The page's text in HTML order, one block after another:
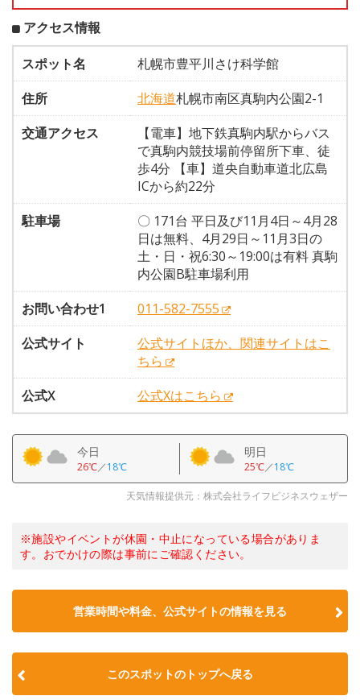
アクセス情報
スポット名
札幌市豊平川さけ科学館
住所
北海道札幌市南区真駒内公園2-1
交通アクセス
【電車】地下鉄真駒内駅からバス
で真駒内競技場前停留所下車、徒
歩4分 【車】道央自動車道北広島
ICから約22分
駐車場
〇 171台 平日及び11月4日～4月28
日は無料、4月29日～11月3日の
土・日・祝6:30～19:00は有料 真駒
内公園B駐車場利用
お問い合わせ1
011-582-7555
公式サイト
公式サイトほか、関連サイトはこ
ちら
公式X
公式Xはこちら
今日
26℃／18℃
明日
25℃／18℃
天気情報提供元：株式会社ライフビジネスウェザー
※施設やイベントが休園・中止になっている場合がありま
す。おでかけの際は事前にご確認ください。
営業時間や料金、公式サイトの情報を見る
このスポットのトップへ戻る